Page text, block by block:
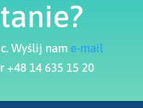
Wyślij nam e-mail
+48 14 635 15 20